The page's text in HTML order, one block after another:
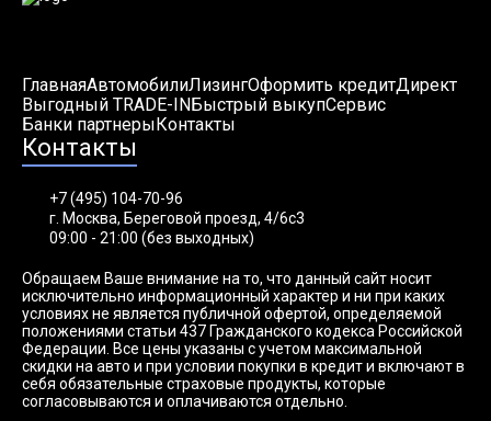
ГлавнаяАвтомобилиЛизингОформить кредитДирект
Выгодный TRADE-INБыстрый выкупСервис
Банки партнерыКонтакты
Контакты
+7 (495) 104-70-96
г. Москва, Береговой проезд, 4/6с3
09:00 - 21:00 (без выходных)
Обращаем Ваше внимание на то, что данный сайт носит
исключительно информационный характер и ни при каких
условиях не является публичной офертой, определяемой
положениями статьи 437 Гражданского кодекса Российской
Федерации. Все цены указаны с учетом максимальной
скидки на авто и при условии покупки в кредит и включают в
себя обязательные страховые продукты, которые
согласовываются и оплачиваются отдельно.